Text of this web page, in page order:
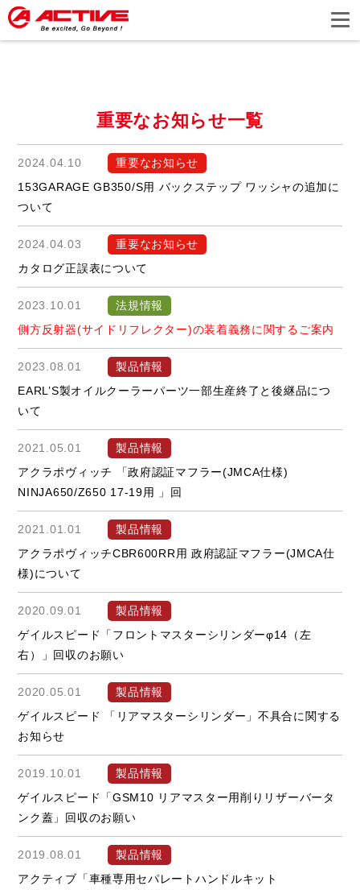
重要なお知らせ一覧
2024.04.10
重要なお知らせ
153GARAGE GB350/S用 バックステップ ワッシャの追加に
ついて
2024.04.03
重要なお知らせ
カタログ正誤表について
2023.10.01
法規情報
側方反射器(サイドリフレクター)の装着義務に関するご案内
2023.08.01
製品情報
EARL’S製オイルクーラーパーツ一部生産終了と後継品につ
いて
2021.05.01
製品情報
アクラポヴィッチ 「政府認証マフラー(JMCA仕様)
NINJA650/Z650 17-19用 」回
2021.01.01
製品情報
アクラポヴィッチCBR600RR用 政府認証マフラー(JMCA仕
様)について
2020.09.01
製品情報
ゲイルスピード「フロントマスターシリンダーφ14（左
右）」回収のお願い
2020.05.01
製品情報
ゲイルスピード 「リアマスターシリンダー」不具合に関する
お知らせ
2019.10.01
製品情報
ゲイルスピード「GSM10 リアマスター用削りリザーバータ
ンク蓋」回収のお願い
2019.08.01
製品情報
アクティブ「車種専用セパレートハンドルキット